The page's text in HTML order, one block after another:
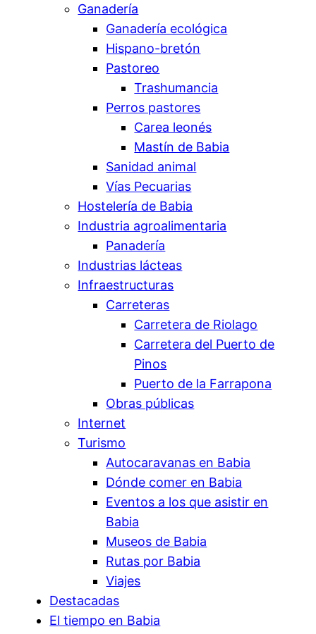
Ganadería
Ganadería ecológica
Hispano-bretón
Pastoreo
Trashumancia
Perros pastores
Carea leonés
Mastín de Babia
Sanidad animal
Vías Pecuarias
Hostelería de Babia
Industria agroalimentaria
Panadería
Industrias lácteas
Infraestructuras
Carreteras
Carretera de Riolago
Carretera del Puerto de
Pinos
Puerto de la Farrapona
Obras públicas
Internet
Turismo
Autocaravanas en Babia
Dónde comer en Babia
Eventos a los que asistir en
Babia
Museos de Babia
Rutas por Babia
Viajes
Destacadas
El tiempo en Babia